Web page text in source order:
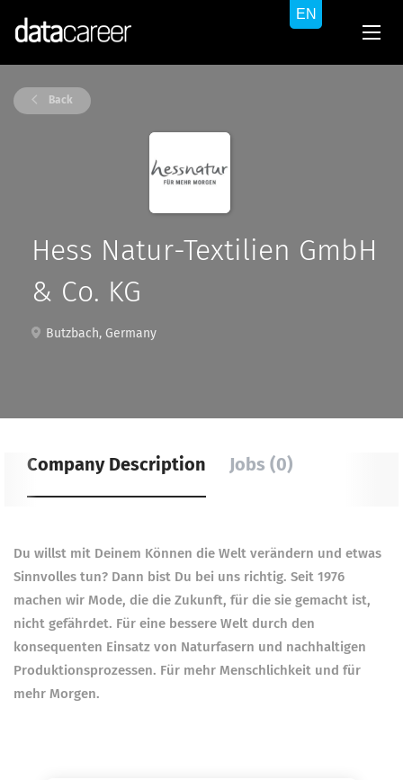
Back
Hess Natur-Textilien GmbH
& Co. KG
Butzbach, Germany
Company Description Jobs (0)
Du willst mit Deinem Können die Welt verändern und etwas
Sinnvolles tun? Dann bist Du bei uns richtig. Seit 1976
machen wir Mode, die die Zukunft, für die sie gemacht ist,
nicht gefährdet. Für eine bessere Welt durch den
konsequenten Einsatz von Naturfasern und nachhaltigen
Produktionsprozessen. Für mehr Menschlichkeit und für
mehr Morgen.